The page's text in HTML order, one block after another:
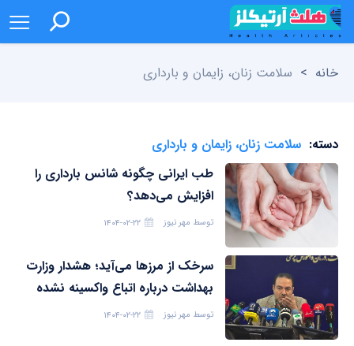
خانه > سلامت زنان، زایمان و بارداری
دسته: سلامت زنان، زایمان و بارداری
طب ایرانی چگونه شانس بارداری را
افزایش می‌دهد؟
توسط مهر نیوز ۱۴۰۴-۰۲-۲۲
سرخک از مرزها می‌آید؛ هشدار وزارت
بهداشت درباره اتباع واکسینه‌ نشده
توسط مهر نیوز ۱۴۰۴-۰۲-۲۲